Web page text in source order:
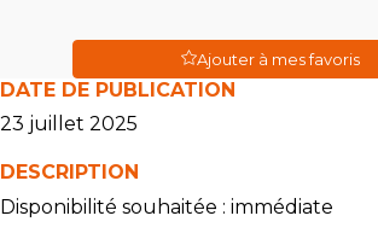
Ajouter à mes favoris
DATE DE PUBLICATION
23 juillet 2025
DESCRIPTION
Disponibilité souhaitée : immédiate